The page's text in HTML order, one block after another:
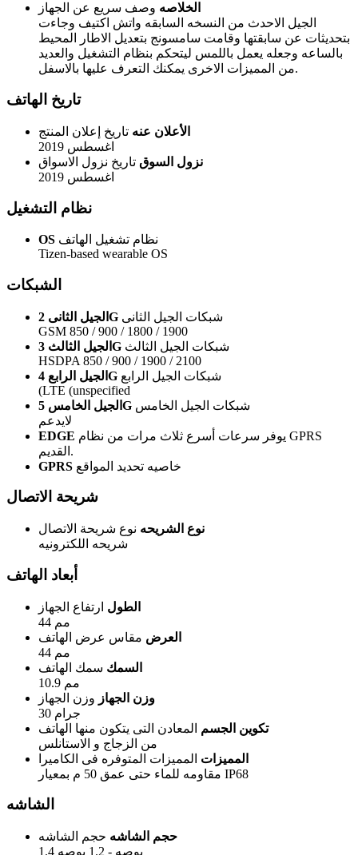
الخلاصه وصف سريع عن الجهاز
الجيل الاحدث من النسخه السابقه واتش اكتيف وجاءت
بتحديثات عن سابقتها وقامت سامسونج بتعديل الاطار المحيط
بالساعه وجعله يعمل باللمس ليتحكم بنظام التشغيل والعديد
من المميزات الاخرى يمكنك التعرف عليها بالاسفل.
تاريخ الهاتف
الأعلان عنه تاريخ إعلان المنتج
اغسطس 2019
نزول السوق تاريخ نزول الاسواق
اغسطس 2019
نظام التشغيل
OS نظام تشغيل الهاتف
Tizen-based wearable OS
الشبكات
الجيل الثانى 2G شبكات الجيل الثانى
GSM 850 / 900 / 1800 / 1900
الجيل الثالث 3G شبكات الجيل الثالث
HSDPA 850 / 900 / 1900 / 2100
الجيل الرابع 4G شبكات الجيل الرابع
(LTE (unspecified
الجيل الخامس 5G شبكات الجيل الخامس
لايدعم
EDGE يوفر سرعات أسرع ثلاث مرات من نظام GPRS
القديم.
GPRS خاصيه تحديد المواقع
شريحة الاتصال
نوع الشريحه نوع شريحة الاتصال
شريحه اللكترونيه
أبعاد الهاتف
الطول ارتفاع الجهاز
44 مم
العرض مقاس عرض الهاتف
44 مم
السمك سمك الهاتف
10.9 مم
وزن الجهاز وزن الجهاز
30 جرام
تكوين الجسم المعادن التى يتكون منها الهاتف
من الزجاج و الاستانلس
المميزات المميزات المتوفره فى الكاميرا
مقاومه للماء حتى عمق 50 م بمعيار IP68
الشاشه
حجم الشاشه حجم الشاشه
1.4 بوصه - 1.2 بوصه